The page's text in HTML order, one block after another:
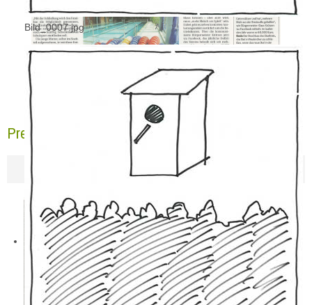
Bild_0007.jpg
Pressebericht NGZ 20.09.2017